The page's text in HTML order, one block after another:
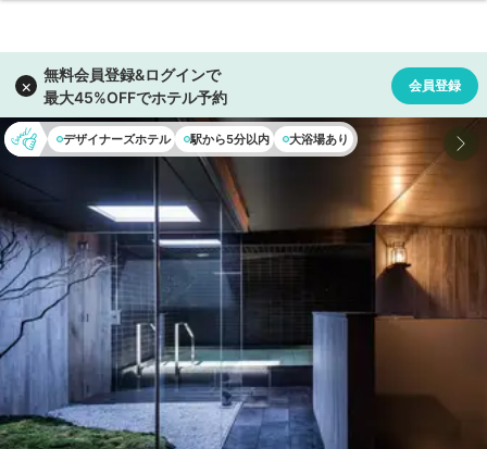
デザイナーズホテル 駅から5分以内 大浴場あり